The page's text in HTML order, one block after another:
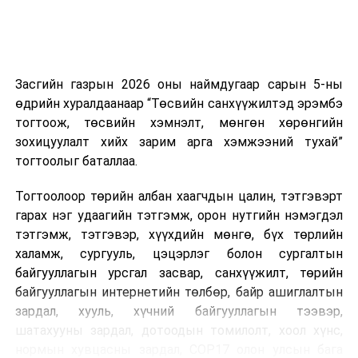
Шинэ хууль Францын зах зээлд үйлчилдэг гадаадын
дуудлагын төвүүдэд нөлөөлөхөөр байна. Тухайлбал,
Мароккогийн дуудлагын төвүүдийн орлогын 80 гаруй
хувь Францын зах зээлээс бүрддэг бөгөөд тус улсын
40–50 мянган ажлын байр эрсдэлд орж болзошгүйг
Засгийн газрын 2026 оны наймдугаар сарын 5-ны
өдрийн хуралдаанаар “Төсвийн санхүүжилтэд эрэмбэ
тогтоож, төсвийн хэмнэлт, мөнгөн хөрөнгийн
зохицуулалт хийх зарим арга хэмжээний тухай”
тогтоолыг баталлаа.
Тогтоолоор төрийн албан хаагчдын цалин, тэтгэвэрт
гарах нэг удаагийн тэтгэмж, орон нутгийн нэмэгдэл
тэтгэмж, тэтгэвэр, хүүхдийн мөнгө, бүх төрлийн
халамж, сургууль, цэцэрлэг болон сургалтын
байгууллагын урсгал засвар, санхүүжилт, төрийн
байгууллагын интернетийн төлбөр, байр ашиглалтын
зардал, хууль, хүчний байгууллагын тээвэр,